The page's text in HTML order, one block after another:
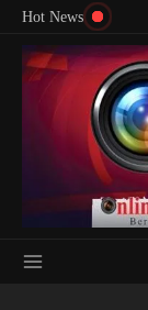
Lewati ke konten
Hot News